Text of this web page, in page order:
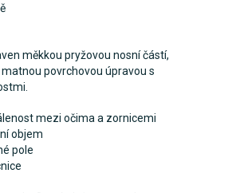
měkkou pryžovou nosní částí,
povrchovou úpravou s
mezi očima a zornicemi
objem
pole